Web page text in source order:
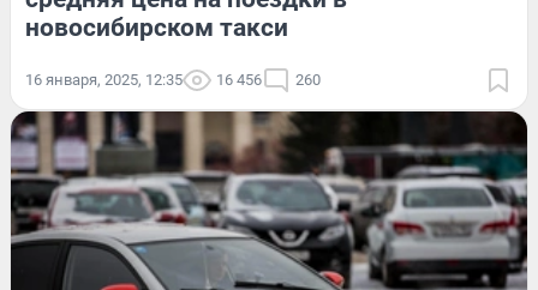
новосибирском такси
16 января, 2025, 12:35 16 456 260